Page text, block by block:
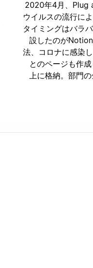
2020年4月、Plug
ウイルスの流行に
タイミングはバラ
設したのが
法、コロナに感染
とのページも作
上に格納。部門